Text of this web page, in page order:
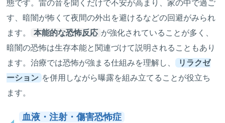
態です。雷の音を聞くだけで不安が高まり、家の中で過ご
す、暗闇が怖くて夜間の外出を避けるなどの回避がみられ
ます。
本能的な恐怖反応 が強化されていることが多く、
暗闇の恐怖は生存本能と関連づけて説明されることもあり
ます。治療では恐怖が強まる仕組みを理解し、
リラクゼ
ーション を併用しながら曝露を組み立てることが役立ち
ます。
血液・注射・傷害恐怖症